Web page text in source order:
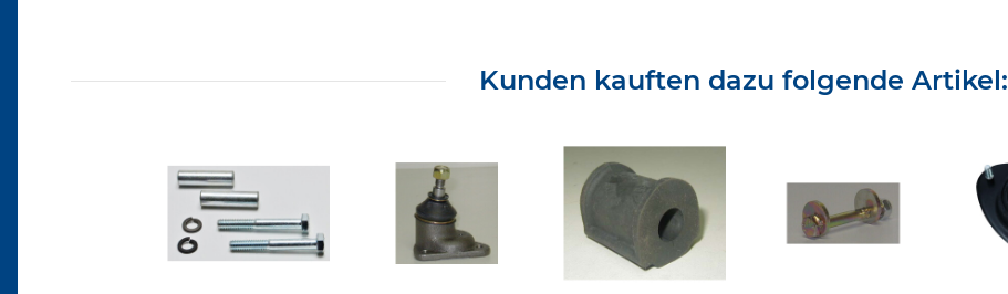
Kunden kauften dazu folgende Artikel: